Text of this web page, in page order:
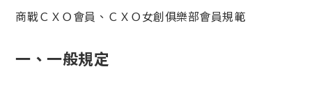
商戰ＣＸＯ會員、ＣＸＯ女創俱樂部會員規範
一、一般規定